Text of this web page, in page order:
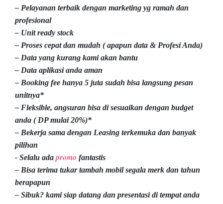
– Pelayanan terbaik dengan marketing yg ramah dan
profesional
– Unit ready stock
– Proses cepat dan mudah ( apapun data & Profesi Anda)
– Data yang kurang kami akan bantu
– Data aplikasi anda aman
– Booking fee hanya 5 juta sudah bisa langsung pesan
unitnya*
– Fleksible, angsuran bisa di sesuaikan dengan budget
anda ( DP mulai 20%)*
– Bekerja sama dengan Leasing terkemuka dan banyak
pilihan
- Selalu ada promo fantastis
– Bisa terima tukar tambah mobil segala merk dan tahun
berapapun
– Sibuk? kami siap datang dan presentasi di tempat anda